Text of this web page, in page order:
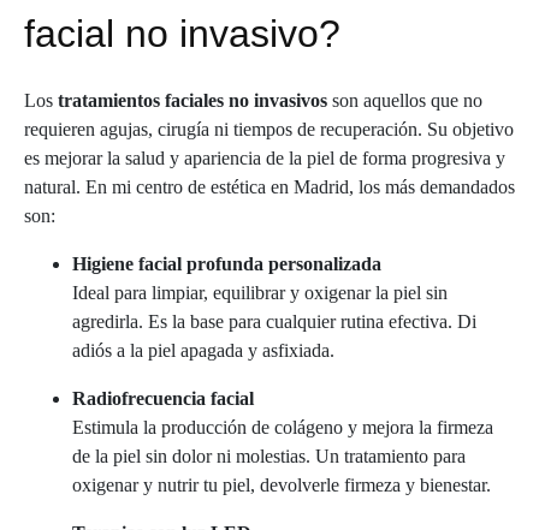
facial no invasivo?
Los tratamientos faciales no invasivos son aquellos que no
requieren agujas, cirugía ni tiempos de recuperación. Su objetivo
es mejorar la salud y apariencia de la piel de forma progresiva y
natural. En mi centro de estética en Madrid, los más demandados
son:
Higiene facial profunda personalizada
Ideal para limpiar, equilibrar y oxigenar la piel sin
agredirla. Es la base para cualquier rutina efectiva. Di
adiós a la piel apagada y asfixiada.
Radiofrecuencia facial
Estimula la producción de colágeno y mejora la firmeza
de la piel sin dolor ni molestias. Un tratamiento para
oxigenar y nutrir tu piel, devolverle firmeza y bienestar.